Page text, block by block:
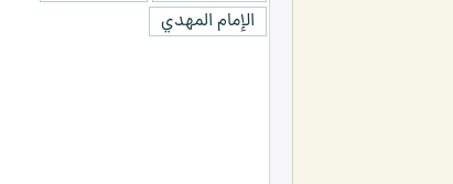
الإمام المهدي